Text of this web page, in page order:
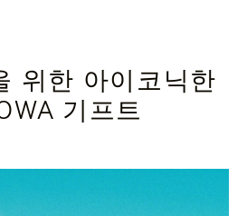
위한 아이코닉한
기프트